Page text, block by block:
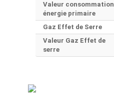
Valeur consommation
énergie primaire
Gaz Effet de Serre
Valeur Gaz Effet de
serre